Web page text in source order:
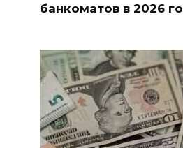
банкоматов в 2026